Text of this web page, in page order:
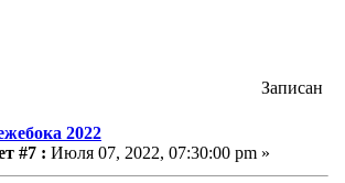
Записан
2022
#7 : Июля 07, 2022, 07:30:00 pm »